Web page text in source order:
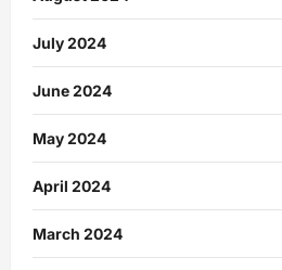
July 2024
June 2024
May 2024
April 2024
March 2024